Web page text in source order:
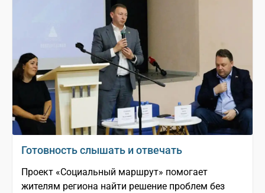
Готовность слышать и отвечать
Проект «Социальный маршрут» помогает
жителям региона найти решение проблем без